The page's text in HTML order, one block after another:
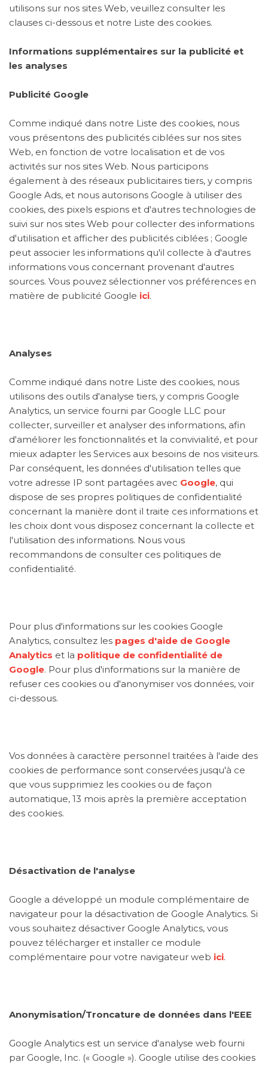
utilisons sur nos sites Web, veuillez consulter les
clauses ci-dessous et notre Liste des cookies.
Informations supplémentaires sur la publicité et
les analyses
Publicité Google
Comme indiqué dans notre Liste des cookies, nous
vous présentons des publicités ciblées sur nos sites
Web, en fonction de votre localisation et de vos
activités sur nos sites Web. Nous participons
également à des réseaux publicitaires tiers, y compris
Google Ads, et nous autorisons Google à utiliser des
cookies, des pixels espions et d'autres technologies de
suivi sur nos sites Web pour collecter des informations
d'utilisation et afficher des publicités ciblées ; Google
peut associer les informations qu'il collecte à d'autres
informations vous concernant provenant d'autres
sources. Vous pouvez sélectionner vos préférences en
matière de publicité Google ici.
Analyses
Comme indiqué dans notre Liste des cookies, nous
utilisons des outils d'analyse tiers, y compris Google
Analytics, un service fourni par Google LLC pour
collecter, surveiller et analyser des informations, afin
d'améliorer les fonctionnalités et la convivialité, et pour
mieux adapter les Services aux besoins de nos visiteurs.
Par conséquent, les données d'utilisation telles que
votre adresse IP sont partagées avec Google, qui
dispose de ses propres politiques de confidentialité
concernant la manière dont il traite ces informations et
les choix dont vous disposez concernant la collecte et
l'utilisation des informations. Nous vous
recommandons de consulter ces politiques de
confidentialité.
Pour plus d'informations sur les cookies Google
Analytics, consultez les pages d'aide de Google
Analytics et la politique de confidentialité de
Google. Pour plus d'informations sur la manière de
refuser ces cookies ou d'anonymiser vos données, voir
ci-dessous.
Vos données à caractère personnel traitées à l'aide des
cookies de performance sont conservées jusqu'à ce
que vous supprimiez les cookies ou de façon
automatique, 13 mois après la première acceptation
des cookies.
Désactivation de l'analyse
Google a développé un module complémentaire de
navigateur pour la désactivation de Google Analytics. Si
vous souhaitez désactiver Google Analytics, vous
pouvez télécharger et installer ce module
complémentaire pour votre navigateur web ici.
Anonymisation/Troncature de données dans l'EEE
Google Analytics est un service d'analyse web fourni
par Google, Inc. (« Google »). Google utilise des cookies